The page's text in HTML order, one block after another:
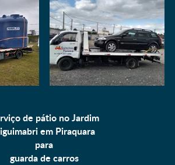
de pátio no Jardim
em Piraquara
para
guarda de carros